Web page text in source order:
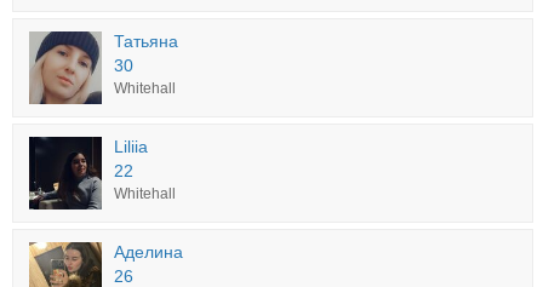
Татьяна
30
Whitehall
Liliia
22
Whitehall
Аделина
26